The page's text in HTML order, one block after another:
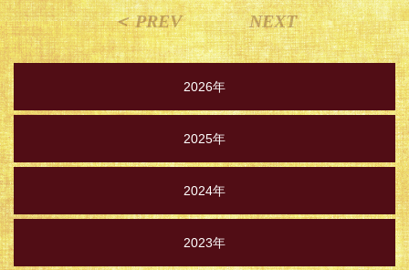
＜ PREV NEXT
2026年
2025年
2024年
2023年